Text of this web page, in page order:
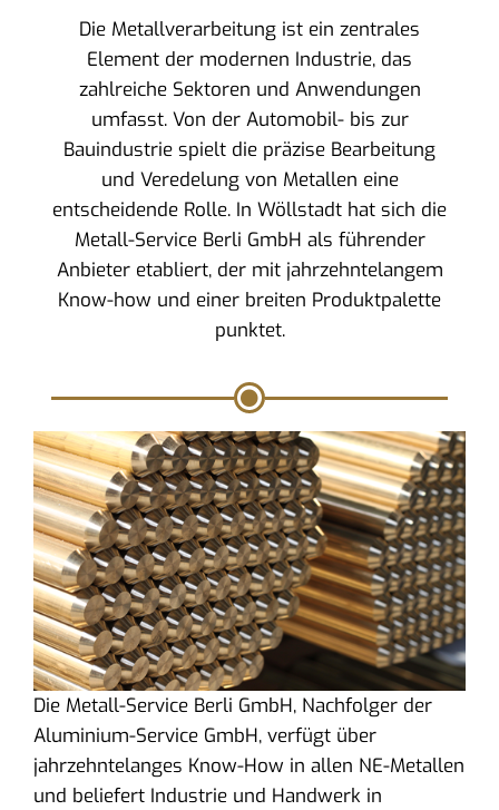
Die Metallverarbeitung ist ein zentrales
Element der modernen Industrie, das
zahlreiche Sektoren und Anwendungen
umfasst. Von der Automobil- bis zur
Bauindustrie spielt die präzise Bearbeitung
und Veredelung von Metallen eine
entscheidende Rolle. In Wöllstadt hat sich die
Metall-Service Berli GmbH als führender
Anbieter etabliert, der mit jahrzehntelangem
Know-how und einer breiten Produktpalette
punktet.
Die Metall-Service Berli GmbH, Nachfolger der
Aluminium-Service GmbH, verfügt über
jahrzehntelanges Know-How in allen NE-Metallen
und beliefert Industrie und Handwerk in